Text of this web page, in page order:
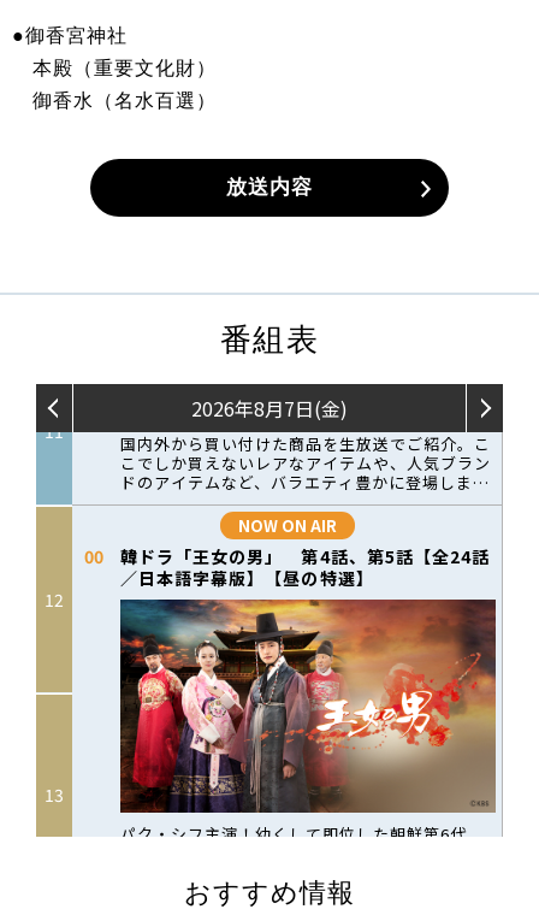
●御香宮神社
本殿（重要文化財）
御香水（名水百選）
放送内容
番組表
おすすめ情報